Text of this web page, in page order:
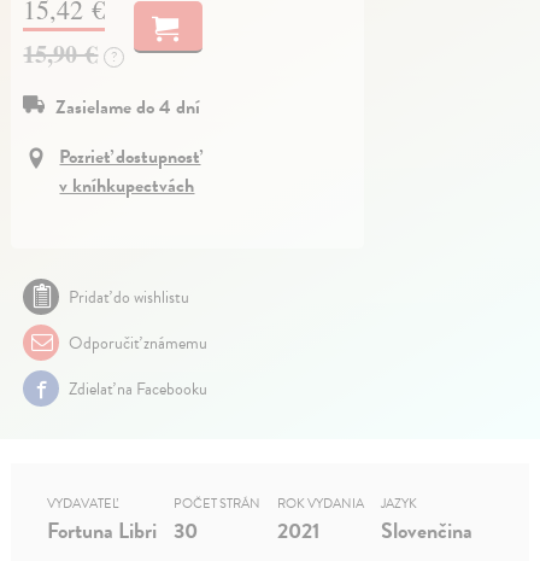
15,42 €
15,90 € ?
Zasielame do 4 dní
Pozrieť dostupnosť
v kníhkupectvách
Pridať do wishlistu
Odporučiť známemu
Zdielať na Facebooku
VYDAVATEĽ
Fortuna Libri
POČET STRÁN
30
ROK VYDANIA
2021
JAZYK
Slovenčina